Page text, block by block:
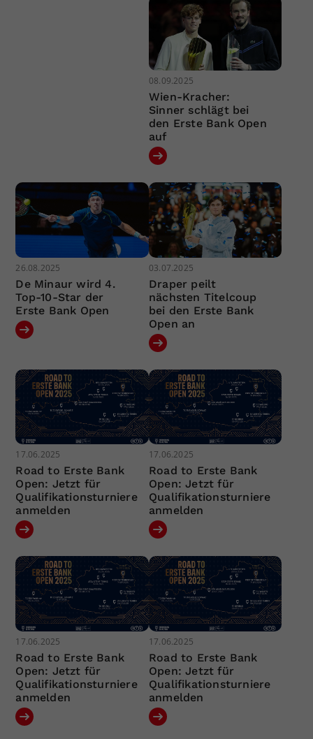
08.09.2025
Wien-Kracher:
Sinner schlägt bei
den Erste Bank Open
auf
26.08.2025
De Minaur wird 4.
Top-10-Star der
Erste Bank Open
03.07.2025
Draper peilt
nächsten Titelcoup
bei den Erste Bank
Open an
17.06.2025
Road to Erste Bank
Open: Jetzt für
Qualifikationsturniere
anmelden
17.06.2025
Road to Erste Bank
Open: Jetzt für
Qualifikationsturniere
anmelden
17.06.2025
Road to Erste Bank
Open: Jetzt für
Qualifikationsturniere
anmelden
17.06.2025
Road to Erste Bank
Open: Jetzt für
Qualifikationsturniere
anmelden